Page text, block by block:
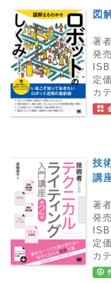
図
著
発
定
カ
技
講
著
発
定
カ